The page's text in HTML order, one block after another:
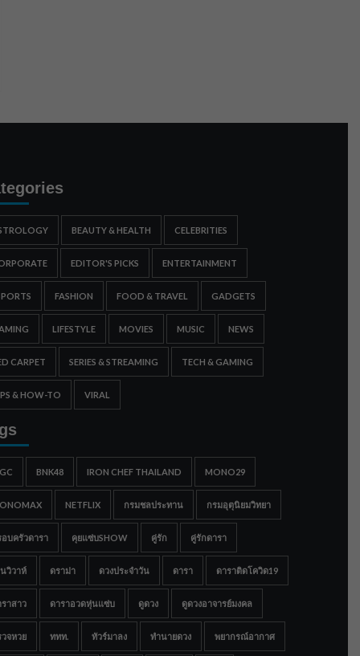
BEAUTY & HEALTH CELEBRITIES
EDITOR'S PICKS ENTERTAINMENT
FASHION FOOD & TRAVEL GADGETS
LIFESTYLE MOVIES MUSIC NEWS
CARPET SERIES & STREAMING TECH & GAMING
& HOW-TO VIRAL
BNK48 IRON CHEF THAILAND MONO29
NETFLIX กรมชลประทาน กรมอุตุนิยมวิทยา
บครัวดารา คุยแซ่บSHOW คู่รัก คู่รักดารา
วิวาห์ ดราม่า ดวงประจำวัน ดารา ดาราติดโควิด19
าสาว ดาราอวดหุ่นแซ่บ ดูดวง ดูดวงอาจารย์มงคล
จหวย ททท. ทัวร์มาลง ทำนายดวง พยากรณ์อากาศ